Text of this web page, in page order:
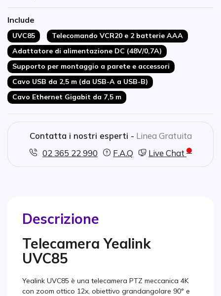
Gestione unificata dei dispositivi e reportistica semplificata.
Installazione flessibile: tavolo, parete, soffitto, TV, treppiede.
Include
UVC85
Telecomando VCR20 e 2 batterie AAA
Adattatore di alimentazione DC (48V/0,7A)
Supporto per montaggio a parete e accessori
Cavo USB da 2,5 m (da USB-A a USB-B)
Cavo Ethernet Gigabit da 7,5 m
Contatta i nostri esperti - Linea Gratuita
02 365 22 990
F.A.Q Live Chat
Descrizione
Telecamera Yealink
UVC85
Yealink UVC85 è una telecamera PTZ meccanica 4K
con zoom ottico 12x, obiettivo grandangolare 90° e